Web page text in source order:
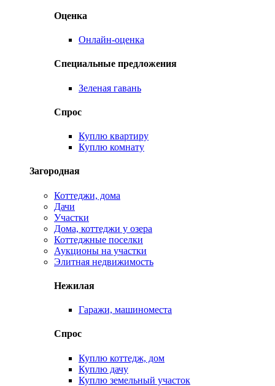
Оценка
Онлайн-оценка
Специальные предложения
Зеленая гавань
Спрос
Куплю квартиру
Куплю комнату
Загородная
Коттеджи, дома
Дачи
Участки
Дома, коттеджи у озера
Коттеджные поселки
Аукционы на участки
Элитная недвижимость
Нежилая
Гаражи, машиноместа
Спрос
Куплю коттедж, дом
Куплю дачу
Куплю земельный участок